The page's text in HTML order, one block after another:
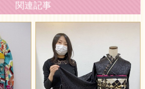
関連記事